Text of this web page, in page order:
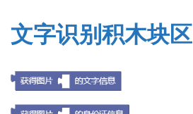
文字识别积木块区